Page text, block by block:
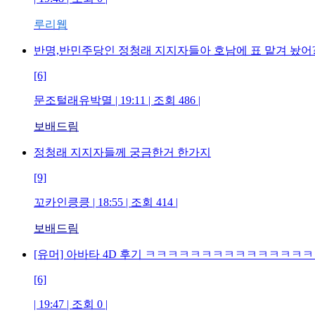
루리웹
반명,반민주당인 정청래 지지자들아 호남에 표 맡겨 놨어
[6]
문조털래유박멸 | 19:11 | 조회 486 |
보배드림
정청래 지지자들께 궁금한거 한가지
[9]
꼬카인킁킁 | 18:55 | 조회 414 |
보배드림
[유머] 아바타 4D 후기 ㅋㅋㅋㅋㅋㅋㅋㅋㅋㅋㅋㅋㅋㅋㅋ
[6]
| 19:47 | 조회 0 |